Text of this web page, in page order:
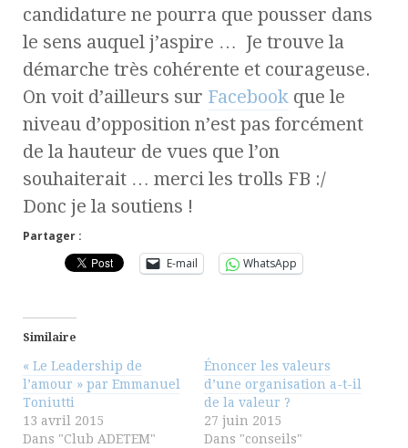
candidature ne pourra que pousser dans
le sens auquel j’aspire … Je trouve la
démarche très cohérente et courageuse.
On voit d’ailleurs sur Facebook que le
niveau d’opposition n’est pas forcément
de la hauteur de vues que l’on
souhaiterait … merci les trolls FB :/
Donc je la soutiens !
Partager :
E-mail
WhatsApp
Similaire
« Le Leadership de
l’amour » par Emmanuel
Toniutti
13 avril 2015
Dans "Club ADETEM"
Énoncer les valeurs
d’une organisation a-t-il
de la valeur ?
27 juin 2015
Dans "conseils"